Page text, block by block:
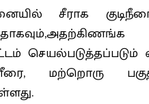
சீராக
மற்றொரு